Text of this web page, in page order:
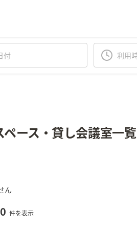
ース・貸し会議室一覧
ん
0 件を表示